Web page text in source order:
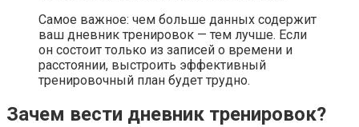
Самое важное: чем больше данных содержит
ваш дневник тренировок — тем лучше. Если
он состоит только из записей о времени и
расстоянии, выстроить эффективный
тренировочный план будет трудно.
Зачем вести дневник тренировок?